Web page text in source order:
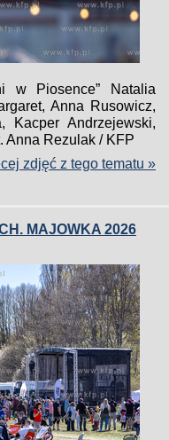
w Piosence” Natalia
Anna Rusowicz,
Kacper Andrzejewski,
Anna Rezulak / KFP
zdjęć z tego tematu »
MAJOWKA 2026